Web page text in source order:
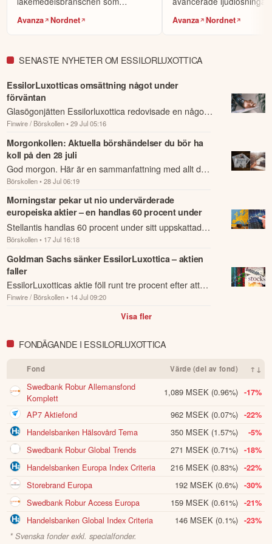
aktier som globala. Sök fram det instrument du vill handla
sen önskad position.
information för att utvecklas, däribland utbildningskurser via
eToro Academy, nyheter, smidiga verktyg och ett av
världens största sociala investerarforum.
ÖPPNA KONTO
eToro är en investeringsplattform för flera tillgångsslag. Värdet på
Avanza Nordnet Avanza Nordnet
SENASTE NYHETER OM ESSILORLUXOTTICA
EssilorLuxotticas omsättning något under
förväntan
Glasögonjätten Essilorluxottica redovisade en något
lägre försäljning än väntat för det andra kvartalet,
samtidigt som den organiska tillväx...
Finwire / Börskollen • 29 Jul 05:16
Morgonkollen: Aktuella börshändelser du bör ha
koll på den 28 juli
God morgon. Här är en sammanfattning med allt du
behöver veta om nattens händelser och kommande
dagens viktigaste händelser på börsen.
Börskollen • 28 Jul 06:19
Morningstar pekar ut nio undervärderade
europeiska aktier – en handlas 60 procent under
sitt uppskattade värde
Stellantis handlas 60 procent under sitt uppskattade
verkliga värde, medan Deutsche Telekom bär en
rabatt på 30 procent.
Börskollen • 17 Jul 16:18
Goldman Sachs sänker EssilorLuxottica – aktien
faller
EssilorLuxotticas aktie föll runt tre procent efter att
Goldman Sachs sänkt rekommendationen till neutral
från köp och sänkt riktkursen till...
Finwire / Börskollen • 14 Jul 09:20
Visa fler
FONDÄGANDE I ESSILORLUXOTTICA
Fond Värde (del av fond) ↑↓
Swedbank Robur Allemansfond
Komplett
1,089 MSEK (0.96%) -17%
AP7 Aktiefond 962 MSEK (0.07%) -22%
Handelsbanken Hälsovård Tema 350 MSEK (1.57%) -5%
Swedbank Robur Global Trends 271 MSEK (0.71%) -18%
Handelsbanken Europa Index Criteria 216 MSEK (0.83%) -22%
Storebrand Europa 192 MSEK (0.6%) -30%
Swedbank Robur Access Europa 159 MSEK (0.61%) -21%
Handelsbanken Global Index Criteria 146 MSEK (0.1%) -23%
* Svenska fonder exkl. specialfonder.